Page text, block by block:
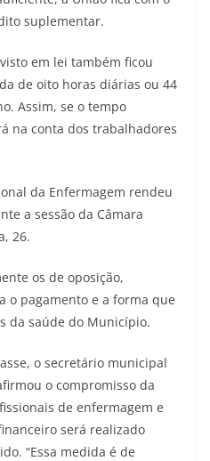
suplementar.
em lei também ficou
de oito horas diárias ou 44
Assim, se o tempo
na conta dos trabalhadores
da Enfermagem rendeu
a sessão da Câmara
26.
os de oposição,
o pagamento e a forma que
da saúde do Município.
o secretário municipal
o compromisso da
de enfermagem e
será realizado
“Essa medida é de